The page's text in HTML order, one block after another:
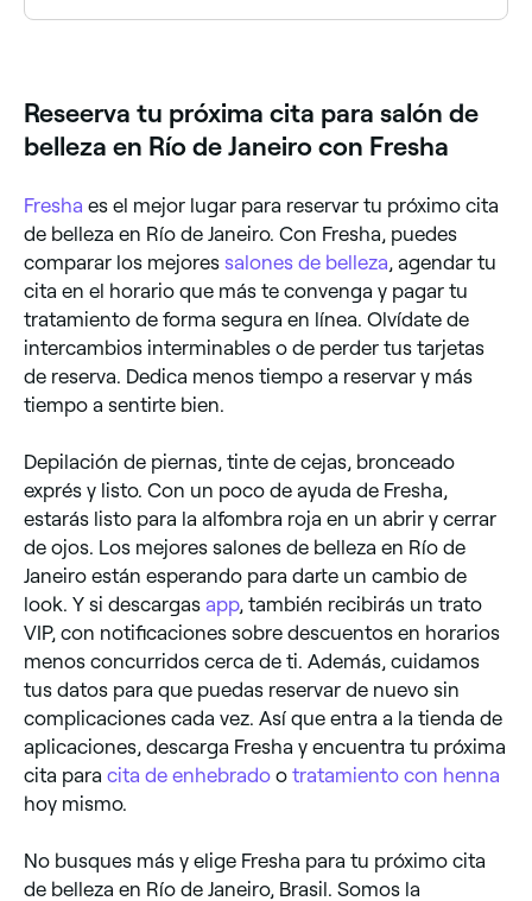
Reseerva tu próxima cita para salón de
belleza en Río de Janeiro con Fresha
Fresha es el mejor lugar para reservar tu próximo cita
de belleza en Río de Janeiro. Con Fresha, puedes
comparar los mejores salones de belleza , agendar tu
cita en el horario que más te convenga y pagar tu
tratamiento de forma segura en línea. Olvídate de
intercambios interminables o de perder tus tarjetas
de reserva. Dedica menos tiempo a reservar y más
tiempo a sentirte bien.
Depilación de piernas, tinte de cejas, bronceado
exprés y listo. Con un poco de ayuda de Fresha,
estarás listo para la alfombra roja en un abrir y cerrar
de ojos. Los mejores salones de belleza en Río de
Janeiro están esperando para darte un cambio de
look. Y si descargas app, también recibirás un trato
VIP, con notificaciones sobre descuentos en horarios
menos concurridos cerca de ti. Además, cuidamos
tus datos para que puedas reservar de nuevo sin
complicaciones cada vez. Así que entra a la tienda de
aplicaciones, descarga Fresha y encuentra tu próxima
cita para cita de enhebrado o tratamiento con henna
hoy mismo.
No busques más y elige Fresha para tu próximo cita
de belleza en Río de Janeiro, Brasil. Somos la